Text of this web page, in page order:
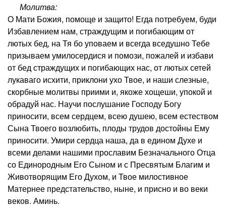
Молитва:
О Мати Божия, помоще и защито! Егда потребуем, буди
Избавлением нам, страждущим и погибающим от
лютых бед, на Тя бо уповаем и всегда вседушно Тебе
призываем умилосердися и помози, пожалей и избави
от бед страждущих и погибающих нас, от лютых сетей
лукаваго исхити, приклони ухо Твое, и наши слезные,
скорбные молитвы приими и, якоже хощеши, упокой и
обрадуй нас. Научи послушание Господу Богу
приносити, всем сердцем, всею душею, всем естеством
Сына Твоего возлюбить, плоды трудов достойны Ему
приносити. Умири сердца наша, да в едином Духе и
всеми делами нашими прославим Безначального Отца
со Единородным Его Сыном и с Пресвятым Благим и
Животворящим Его Духом, и Твое милостивное
Матернее предстательство, ныне, и присно и во веки
веков. Аминь.